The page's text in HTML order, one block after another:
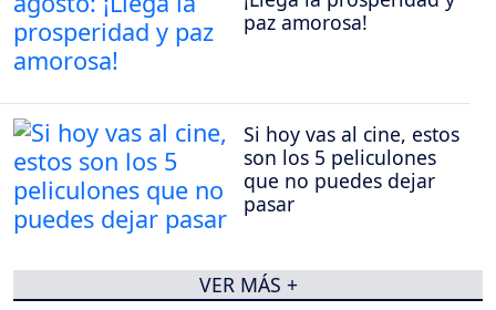
paz amorosa!
Si hoy vas al cine, estos
son los 5 peliculones
que no puedes dejar
pasar
VER MÁS +